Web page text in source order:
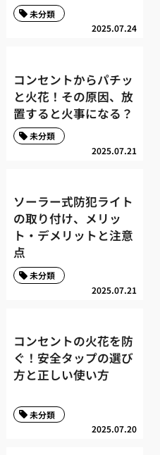
2025.07.24
未分類
コンセントからパチッ
と火花！その原因、放
置すると火事になる？
2025.07.21
未分類
ソーラー式防犯ライト
の取り付け、メリッ
ト・デメリットと注意
点
2025.07.21
未分類
コンセントの火花を防
ぐ！安全タップの選び
方と正しい使い方
2025.07.20
未分類